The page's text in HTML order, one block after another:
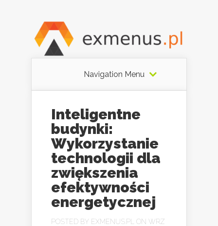
Navigation Menu
Inteligentne
budynki:
Wykorzystanie
technologii dla
zwiększenia
efektywności
energetycznej
POSTED BY EXMENUS.PL
ON WRZ